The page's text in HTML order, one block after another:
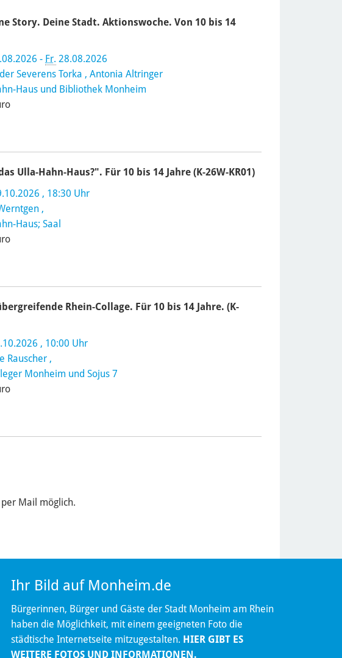
Story. Deine Stadt. Aktionswoche. Von 10 bis 14
- Fr. 28.08.2026
Severens Torka , Antonia Altringer
Haus und Bibliothek Monheim
Ulla-Hahn-Haus?". Für 10 bis 14 Jahre (K-26W-KR01)
, 18:30 Uhr
,
Haus; Saal
Rhein-Collage. Für 10 bis 14 Jahre. (K-
, 10:00 Uhr
Rauscher ,
Monheim und Sojus 7
Mail möglich.
Ihr Bild auf Monheim.de
Bürgerinnen, Bürger und Gäste der Stadt Monheim am Rhein
haben die Möglichkeit, mit einem geeigneten Foto die
städtische Internetseite mitzugestalten. HIER GIBT ES
WEITERE FOTOS UND INFORMATIONEN.